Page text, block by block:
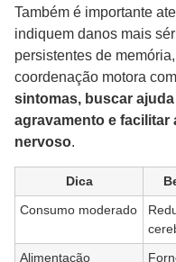
Também é importante
indiquem danos mais
persistentes de
coordenação motora
sintomas, buscar
agravamento e facilitar
nervoso.
Dica
Consumo moderado
Alimentação